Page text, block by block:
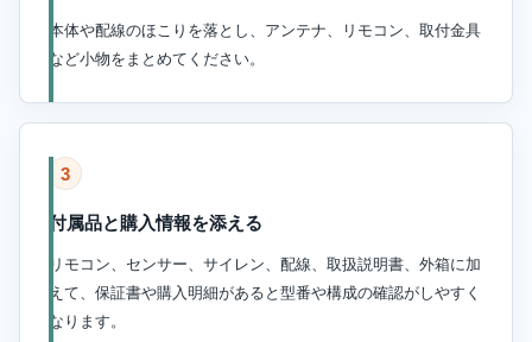
本体や配線のほこりを落とし、アンテナ、リモコン、取付金具
など小物をまとめてください。
3
付属品と購入情報を添える
リモコン、センサー、サイレン、配線、取扱説明書、外箱に加
えて、保証書や購入明細があると型番や構成の確認がしやすく
なります。